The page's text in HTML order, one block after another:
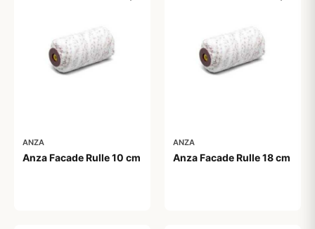
ANZA
Anza Facade Rulle 10 cm
ANZA
Anza Facade Rulle 18 cm